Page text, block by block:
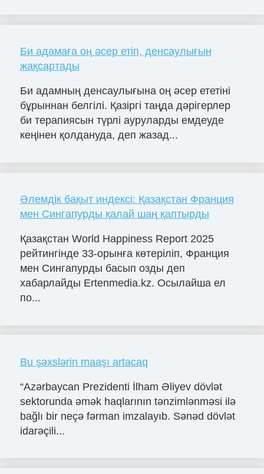
Би адамаға оң әсер етіп, денсаулығын
жақсартады
Би адамның денсаулығына оң әсер ететіні
бұрыннан белгілі. Қазіргі таңда дәрігерлер
би терапиясын түрлі ауруларды емдеуде
кеңінен қолдануда, деп жазад...
Әлемдік бақыт индексі: Қазақстан Франция
мен Сингапурды қалай шаң қаптырды
Қазақстан World Happiness Report 2025
рейтингінде 33-орынға көтеріліп, Франция
мен Сингапурды басып озды деп
хабарлайды Ertenmedia.kz. Осылайша ел
по...
Bu şəxslərin maaşı artacaq
“Azərbaycan Prezidenti İlham Əliyev dövlət
sektorunda əmək haqlarının tənzimlənməsi ilə
bağlı bir neçə fərman imzalayıb. Sənəd dövlət
idarəçili...